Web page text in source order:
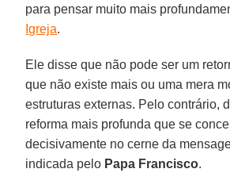
para pensar muito mais
Igreja.
Ele disse que não pode ser um
que não existe mais ou uma mera
estruturas externas. Pelo contrário,
reforma mais profunda que se
decisivamente no cerne da
indicada pelo Papa Francisco.